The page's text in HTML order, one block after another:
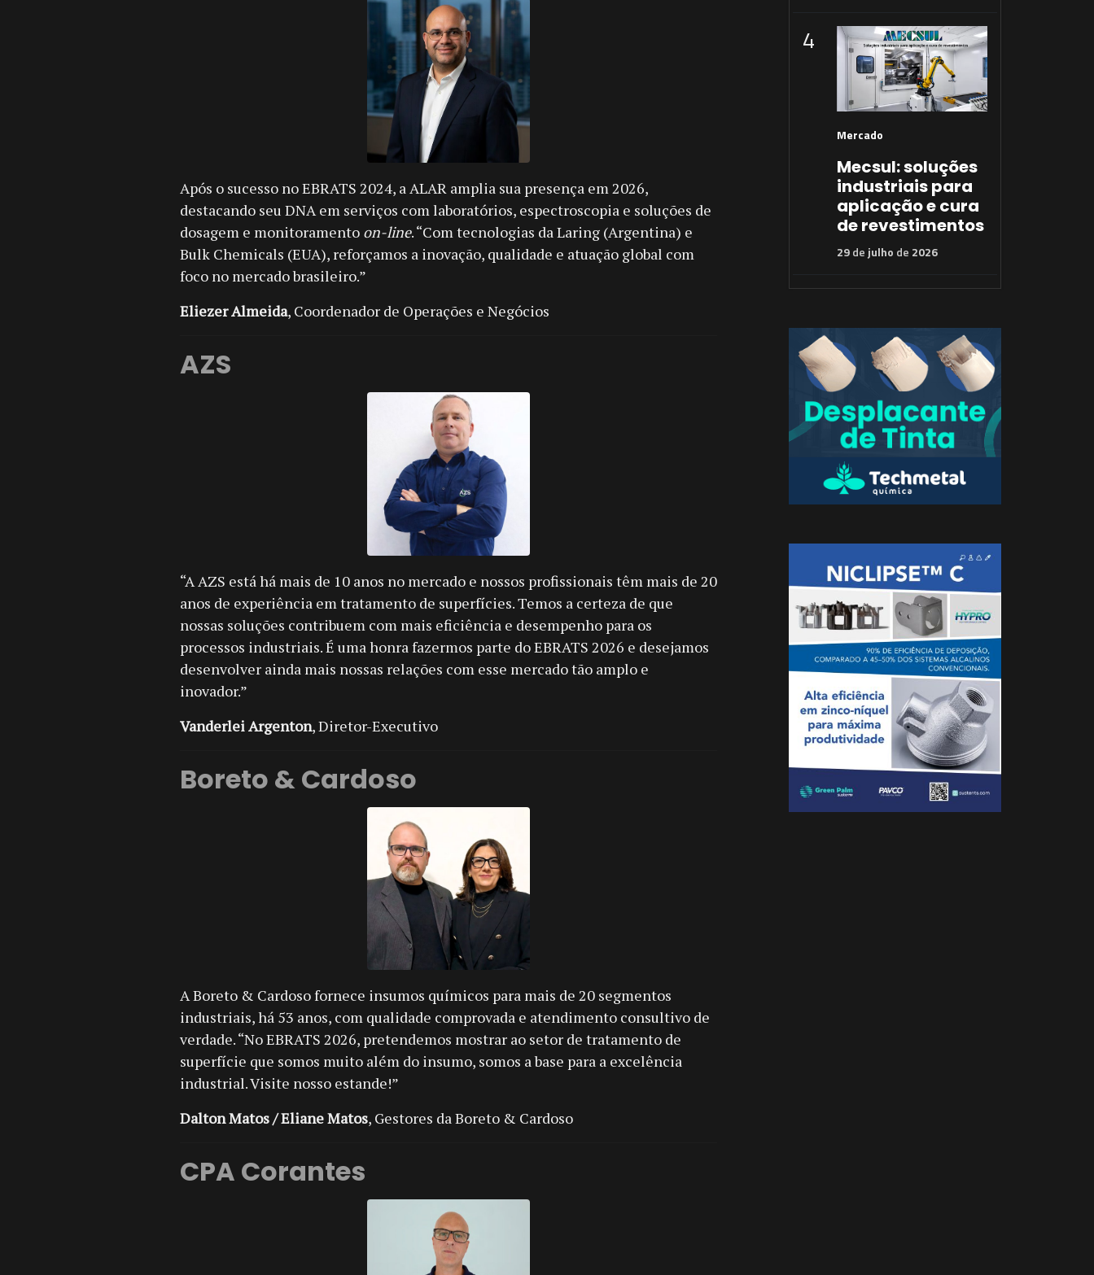
Após o sucesso no EBRATS 2024, a ALAR amplia sua presença em 2026,
destacando seu DNA em serviços com laboratórios, espectroscopia e soluções de
dosagem e monitoramento on-line. “Com tecnologias da Laring (Argentina) e
Bulk Chemicals (EUA), reforçamos a inovação, qualidade e atuação global com
foco no mercado brasileiro.”
Eliezer Almeida, Coordenador de Operações e Negócios
AZS
“A AZS está há mais de 10 anos no mercado e nossos profissionais têm mais de 20
anos de experiência em tratamento de superfícies. Temos a certeza de que
nossas soluções contribuem com mais eficiência e desempenho para os
processos industriais. É uma honra fazermos parte do EBRATS 2026 e desejamos
desenvolver ainda mais nossas relações com esse mercado tão amplo e
inovador.”
Vanderlei Argenton, Diretor-Executivo
Boreto & Cardoso
A Boreto & Cardoso fornece insumos químicos para mais de 20 segmentos
industriais, há 53 anos, com qualidade comprovada e atendimento consultivo de
verdade. “No EBRATS 2026, pretendemos mostrar ao setor de tratamento de
superfície que somos muito além do insumo, somos a base para a excelência
industrial. Visite nosso estande!”
Dalton Matos / Eliane Matos, Gestores da Boreto & Cardoso
CPA Corantes
4
Mercado
Mecsul: soluções
industriais para
aplicação e cura
de revestimentos
29de julho de 2026